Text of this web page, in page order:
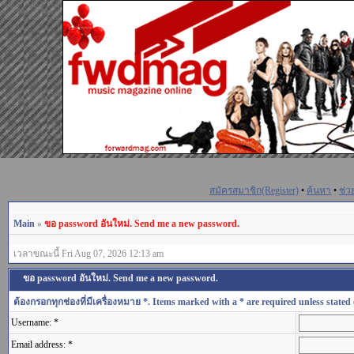
สมัครสมาชิก(Register) • ค้นหา • ช่ว
Main » ขอ password อันใหม่. Send me a new password.
เวลาขณะนี้ Fri Aug 07, 2026 12:13 am
ขอ password อันใหม่. Send me a new password.
ต้องกรอกทุกช่องที่มีเครื่องหมาย *. Items marked with a * are required unless stated
Username: *
Email address: *